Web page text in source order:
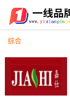
综合